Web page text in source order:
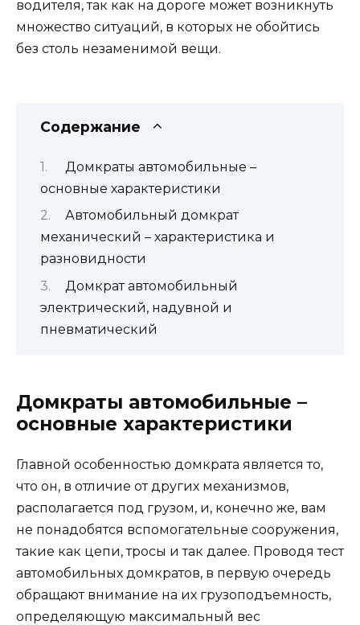
водителя, так как на дороге может возникнуть
множество ситуаций, в которых не обойтись
без столь незаменимой вещи.
Содержание
Домкраты автомобильные –
основные характеристики
Автомобильный домкрат
механический – характеристика и
разновидности
Домкрат автомобильный
электрический, надувной и
пневматический
Домкраты автомобильные –
основные характеристики
Главной особенностью домкрата является то,
что он, в отличие от других механизмов,
располагается под грузом, и, конечно же, вам
не понадобятся вспомогательные сооружения,
такие как цепи, тросы и так далее. Проводя тест
автомобильных домкратов, в первую очередь
обращают внимание на их грузоподъемность,
определяющую максимальный вес